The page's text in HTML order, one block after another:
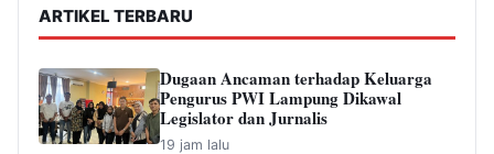
ARTIKEL TERBARU
Dugaan Ancaman terhadap Keluarga
Pengurus PWI Lampung Dikawal
Legislator dan Jurnalis
19 jam lalu